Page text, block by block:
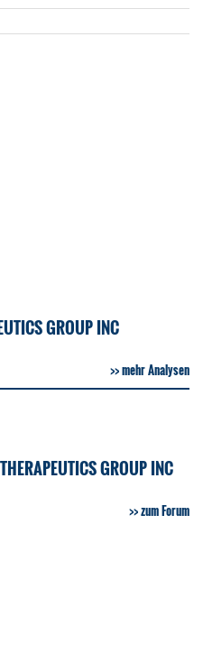
GROUP INC
mehr Analysen
GROUP INC
zum Forum